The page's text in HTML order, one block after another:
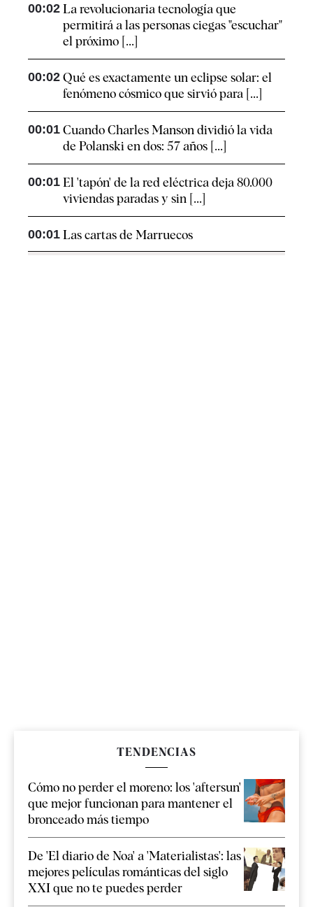
00:02 La revolucionaria tecnología que
permitirá a las personas ciegas "escuchar"
el próximo [...]
00:02 Qué es exactamente un eclipse solar: el
fenómeno cósmico que sirvió para [...]
00:01 Cuando Charles Manson dividió la vida
de Polanski en dos: 57 años [...]
00:01 El 'tapón' de la red eléctrica deja 80.000
viviendas paradas y sin [...]
00:01 Las cartas de Marruecos
TENDENCIAS
Cómo no perder el moreno: los 'aftersun'
que mejor funcionan para mantener el
bronceado más tiempo
De 'El diario de Noa' a 'Materialistas': las
mejores películas románticas del siglo
XXI que no te puedes perder